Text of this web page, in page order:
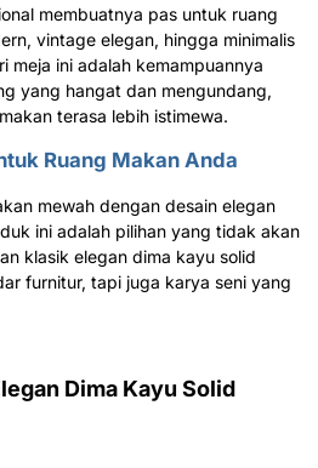
membuatnya pas untuk ruang
vintage elegan, hingga minimalis
meja ini adalah kemampuannya
yang hangat dan mengundang,
terasa lebih istimewa.
Ruang Makan Anda
mewah dengan desain elegan
ini adalah pilihan yang tidak akan
klasik elegan dima kayu solid
furnitur, tapi juga karya seni yang
Dima Kayu Solid